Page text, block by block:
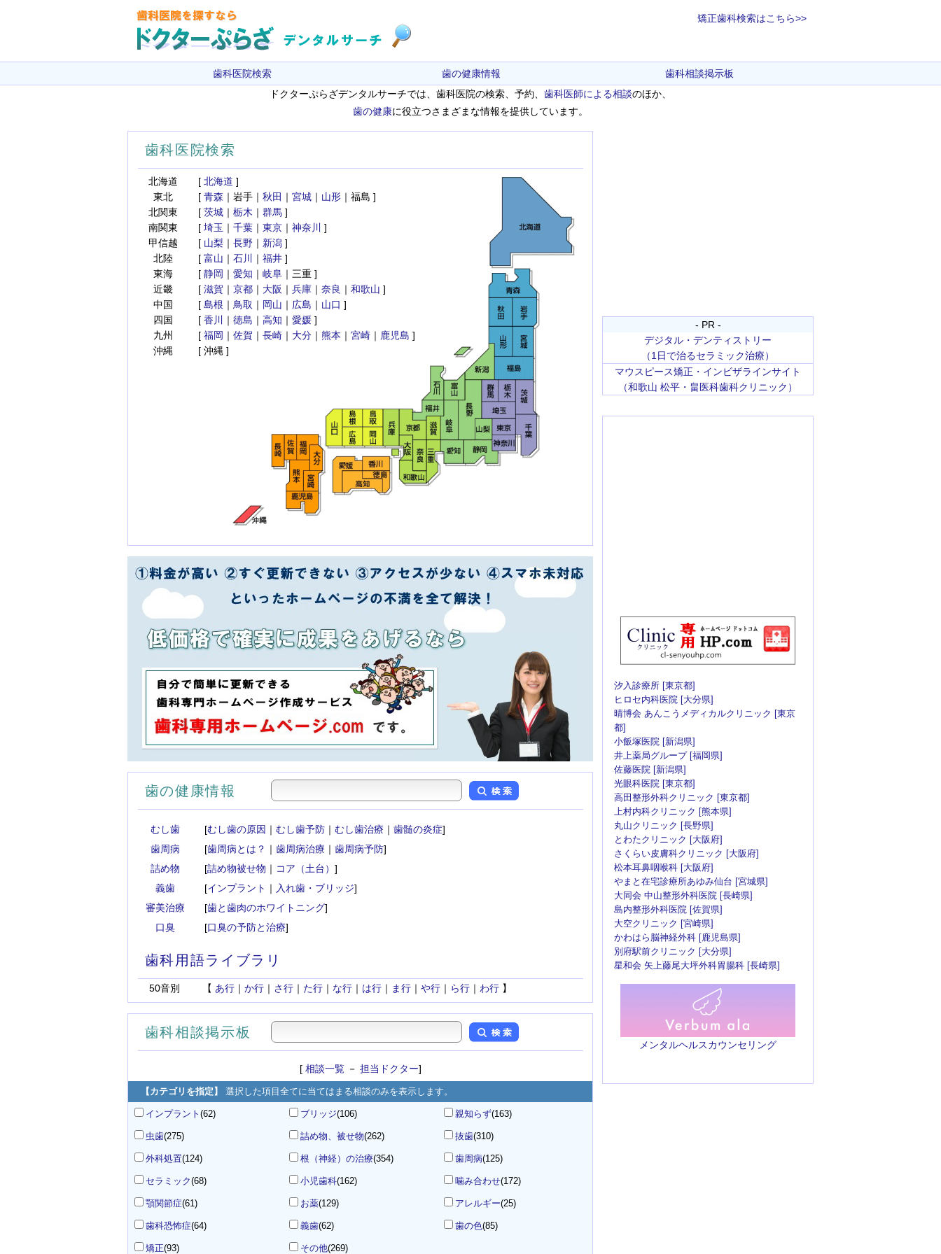
矯正歯科検索はこちら>>
歯科医院検索 歯の健康情報
歯科相談掲示板
ドクターぷらざデンタルサーチでは、歯科医院の検索、予約、 歯科医師による相談のほか、
歯の健康に役立つさまざまな情報を提供しています。
歯科医院検索
北海道
東北
北関東
南関東
甲信越
北陸
東海
近畿
中国
四国
九州
沖縄
[ 北海道 ]
[ 青森 ｜岩手｜ 秋田 ｜ 宮城 ｜ 山形 ｜福島 ]
[ 茨城 ｜ 栃木 ｜ 群馬 ]
[ 埼玉 ｜ 千葉 ｜ 東京 ｜ 神奈川
]
[ 山梨 ｜ 長野 ｜ 新潟 ]
[ 富山 ｜ 石川 ｜ 福井 ]
[ 静岡 ｜ 愛知 ｜ 岐阜 ｜三重 ]
[ 滋賀 ｜ 京都 ｜ 大阪 ｜ 兵庫 ｜ 奈良 ｜ 和歌山 ]
[ 島根 ｜ 鳥取 ｜ 岡山 ｜ 広島 ｜ 山口 ]
[ 香川 ｜ 徳島 ｜ 高知 ｜ 愛媛 ]
[ 福岡 ｜ 佐賀 ｜ 長崎 ｜ 大分 ｜ 熊本 ｜ 宮崎 ｜ 鹿児島 ]
[ 沖縄 ]
歯の健康情報
むし歯 [むし歯の原因 ｜ むし歯予防 ｜ むし歯治療 ｜ 歯髄の炎症]
歯周病
[歯周病とは？ ｜ 歯周病治療 ｜ 歯周病予防]
詰め物
[詰め物被せ物 ｜ コア（土台） ]
義歯
[インプラント ｜ 入れ歯・ブリッジ]
審美治療
[歯と歯肉のホワイトニング]
口臭
[口臭の予防と治療]
歯科用語ライブラリ
50音別 【 あ行 ｜ か行 ｜ さ行 ｜ た行 ｜ な行 ｜ は行 ｜ ま行 ｜ や行 ｜ ら行 ｜ わ行 】
歯科相談掲示板
[ 相談一覧－ 担当ドクター]
【カテゴリを指定】 選択した項目全てに当てはまる相談のみを表示します。
インプラント (62) ブリッジ(106) 親知らず(163)
虫歯(275) 詰め物、被せ物(262) 抜歯(310)
外科処置(124) 根（神経）の治療(354) 歯周病(125)
セラミック(68) 小児歯科(162) 噛み合わせ(172)
顎関節症(61) お薬(129) アレルギー(25)
歯科恐怖症(64) 義歯(62) 歯の色(85)
矯正(93) その他(269)
- PR -
デジタル・デンティストリー
（1日で治るセラミック治療）
マウスピース矯正・インビザラインサイト
（和歌山 松平・畠医科歯科クリニック）
汐入診療所 [東京都]
ヒロセ内科医院 [大分県]
晴博会 あんこうメディカルクリニック [東京
都]
小飯塚医院 [新潟県]
井上薬局グループ [福岡県]
佐藤医院 [新潟県]
光眼科医院 [東京都]
高田整形外科クリニック [東京都]
上村内科クリニック [熊本県]
丸山クリニック [長野県]
とわたクリニック [大阪府]
さくらい皮膚科クリニック [大阪府]
松本耳鼻咽喉科 [大阪府]
やまと在宅診療所あゆみ仙台 [宮城県]
大同会 中山整形外科医院 [長崎県]
島内整形外科医院 [佐賀県]
大空クリニック [宮崎県]
かわはら脳神経外科 [鹿児島県]
別府駅前クリニック [大分県]
星和会 矢上藤尾大坪外科胃腸科 [長崎県]
メンタルヘルスカウンセリング